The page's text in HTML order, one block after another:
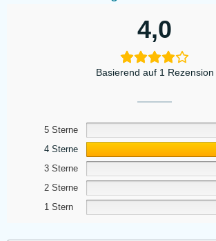
4,0
Basierend auf 1 Rezension
5 Sterne
4 Sterne
3 Sterne
2 Sterne
1 Stern